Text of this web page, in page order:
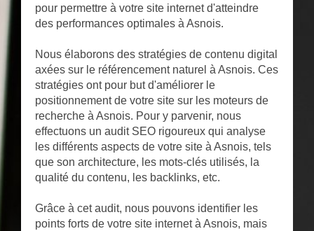
pour permettre à votre site internet d'atteindre
des performances optimales à Asnois.
Nous élaborons des stratégies de contenu digital
axées sur le référencement naturel à Asnois. Ces
stratégies ont pour but d'améliorer le
positionnement de votre site sur les moteurs de
recherche à Asnois. Pour y parvenir, nous
effectuons un audit SEO rigoureux qui analyse
les différents aspects de votre site à Asnois, tels
que son architecture, les mots-clés utilisés, la
qualité du contenu, les backlinks, etc.
Grâce à cet audit, nous pouvons identifier les
points forts de votre site internet à Asnois, mais